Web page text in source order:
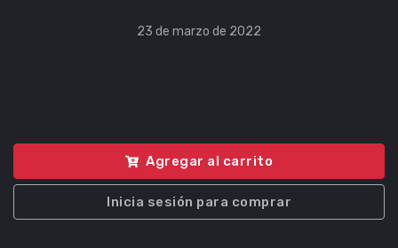
23 de marzo de 2022
Agregar al carrito
Inicia sesión para comprar